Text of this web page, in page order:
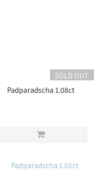
SOLD OUT
Padparadscha 1.08ct